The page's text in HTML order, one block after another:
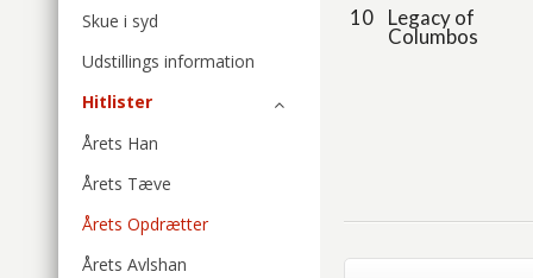
Skue i syd
Udstillings information
Hitlister
Årets Han
Årets Tæve
Årets Opdrætter
Årets Avlshan
10
Legacy of
Columbos